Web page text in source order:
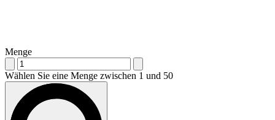
Menge
Wählen Sie eine Menge zwischen 1 und 50